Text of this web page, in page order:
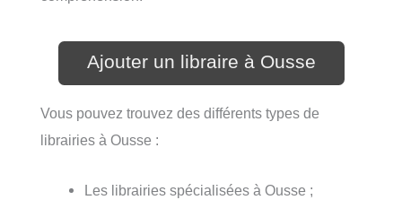
Ajouter un libraire à Ousse
Vous pouvez trouvez des différents types de
librairies à Ousse :
Les librairies spécialisées à Ousse ;